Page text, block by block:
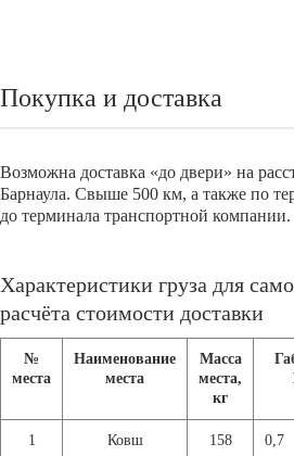
Покупка и доставка
Возможна доставка «до двери» на
Барнаула. Свыше 500 км, а также по
до терминала транспортной компании.
Характеристики груза для
расчёта стоимости доставки
№
места
Наименование
места
Масса
места,
кг
1 Ковш 158 0,7